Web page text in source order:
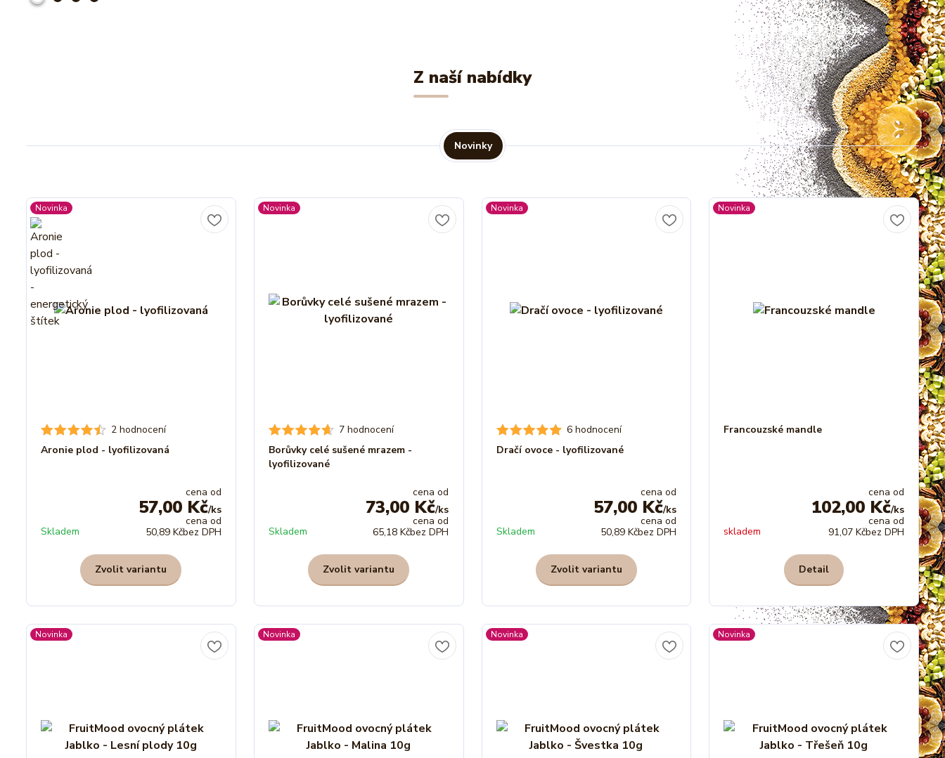
Z naší nabídky
Novinky
Novinka
2 hodnocení
Aronie plod - lyofilizovaná
cena od
57,00 Kč/ks
cena od
50,89 Kčbez DPH
Skladem
Zvolit variantu
Novinka
7 hodnocení
Borůvky celé sušené mrazem -
lyofilizované
cena od
73,00 Kč/ks
cena od
65,18 Kčbez DPH
Skladem
Zvolit variantu
Novinka
6 hodnocení
Dračí ovoce - lyofilizované
cena od
57,00 Kč/ks
cena od
50,89 Kčbez DPH
Skladem
Zvolit variantu
Novinka
Francouzské mandle
cena od
102,00 Kč/ks
cena od
91,07 Kčbez DPH
skladem
Detail
Novinka Novinka Novinka Novinka